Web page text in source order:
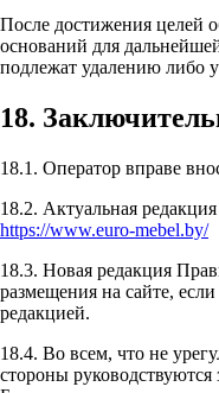
После достижения целей
оснований для
подлежат удалению либо
18.
18.1. Оператор вправе
18.2. Актуальная
https://www.euro-mebel.by/
18.3. Новая редакция
размещения на сайте,
редакцией.
18.4. Во всем, что не
стороны руководствуются